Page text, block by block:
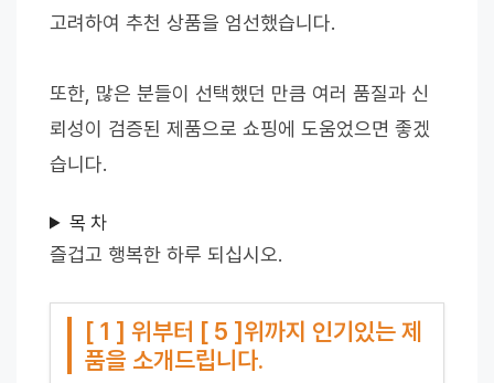
고려하여 추천 상품을 엄선했습니다.
또한, 많은 분들이 선택했던 만큼 여러 품질과 신
뢰성이 검증된 제품으로 쇼핑에 도움었으면 좋겠
습니다.
목 차
즐겁고 행복한 하루 되십시오.
[ 1 ] 위부터 [ 5 ]위까지 인기있는 제
품을 소개드립니다.